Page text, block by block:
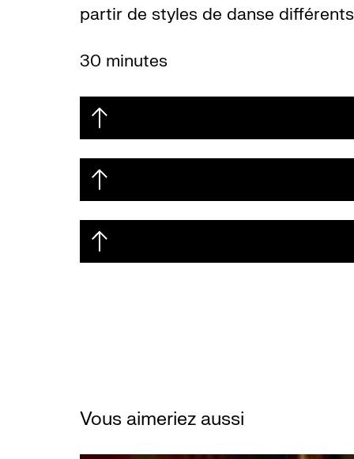
partir de styles de danse
30 minutes
Vous aimeriez aussi